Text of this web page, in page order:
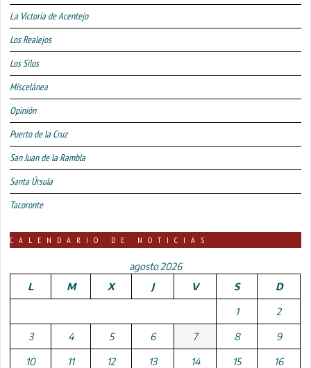
La Victoria de Acentejo
Los Realejos
Los Silos
Miscelánea
Opinión
Puerto de la Cruz
San Juan de la Rambla
Santa Úrsula
Tacoronte
CALENDARIO DE NOTICIAS
agosto 2026
L
M X J V S D
1 2
3 4 5 6 7 8 9
10 11 12 13 14 15 16